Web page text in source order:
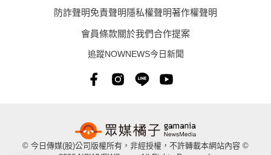
防詐聲明免責聲明隱私權聲明著作權聲明
會員條款關於我們合作提案
追蹤NOWNEWS今日新聞
© 今日傳媒(股)公司版權所有，非經授權，不許轉載本網站內容 ©